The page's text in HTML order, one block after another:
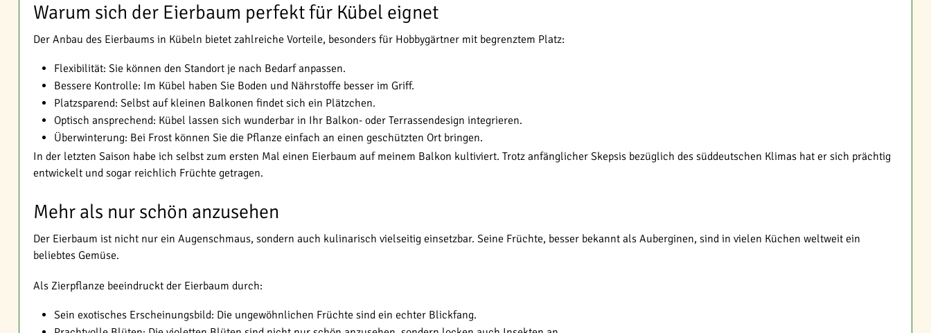
Warum sich der Eierbaum perfekt für Kübel eignet
Der Anbau des Eierbaums in Kübeln bietet zahlreiche Vorteile, besonders für Hobbygärtner mit begrenztem Platz:
Flexibilität: Sie können den Standort je nach Bedarf anpassen.
Bessere Kontrolle: Im Kübel haben Sie Boden und Nährstoffe besser im Griff.
Platzsparend: Selbst auf kleinen Balkonen findet sich ein Plätzchen.
Optisch ansprechend: Kübel lassen sich wunderbar in Ihr Balkon- oder Terrassendesign integrieren.
Überwinterung: Bei Frost können Sie die Pflanze einfach an einen geschützten Ort bringen.
In der letzten Saison habe ich selbst zum ersten Mal einen Eierbaum auf meinem Balkon kultiviert. Trotz anfänglicher Skepsis bezüglich des süddeutschen Klimas hat er sich prächtig
entwickelt und sogar reichlich Früchte getragen.
Mehr als nur schön anzusehen
Der Eierbaum ist nicht nur ein Augenschmaus, sondern auch kulinarisch vielseitig einsetzbar. Seine Früchte, besser bekannt als Auberginen, sind in vielen Küchen weltweit ein
beliebtes Gemüse.
Als Zierpflanze beeindruckt der Eierbaum durch:
Sein exotisches Erscheinungsbild: Die ungewöhnlichen Früchte sind ein echter Blickfang.